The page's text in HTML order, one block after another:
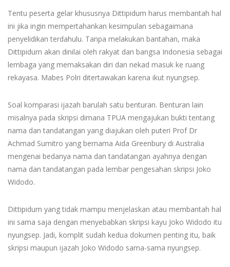
Tentu peserta gelar khususnya Dittipidum harus membantah hal
ini jika ingin mempertahankan kesimpulan sebagaimana
penyelidikan terdahulu. Tanpa melakukan bantahan, maka
Dittipidum akan dinilai oleh rakyat dan bangsa Indonesia sebagai
lembaga yang memaksakan diri dan nekad masuk ke ruang
rekayasa. Mabes Polri ditertawakan karena ikut nyungsep.
Soal komparasi ijazah barulah satu benturan. Benturan lain
misalnya pada skripsi dimana TPUA mengajukan bukti tentang
nama dan tandatangan yang diajukan oleh puteri Prof Dr
Achmad Sumitro yang bernama Aida Greenbury di Australia
mengenai bedanya nama dan tandatangan ayahnya dengan
nama dan tandatangan pada lembar pengesahan skripsi Joko
Widodo.
Dittipidum yang tidak mampu menjelaskan atau membantah hal
ini sama saja dengan menyebabkan skripsi kayu Joko Widodo itu
nyungsep. Jadi, komplit sudah kedua dokumen penting itu, baik
skripsi maupun ijazah Joko Widodo sama-sama nyungsep.